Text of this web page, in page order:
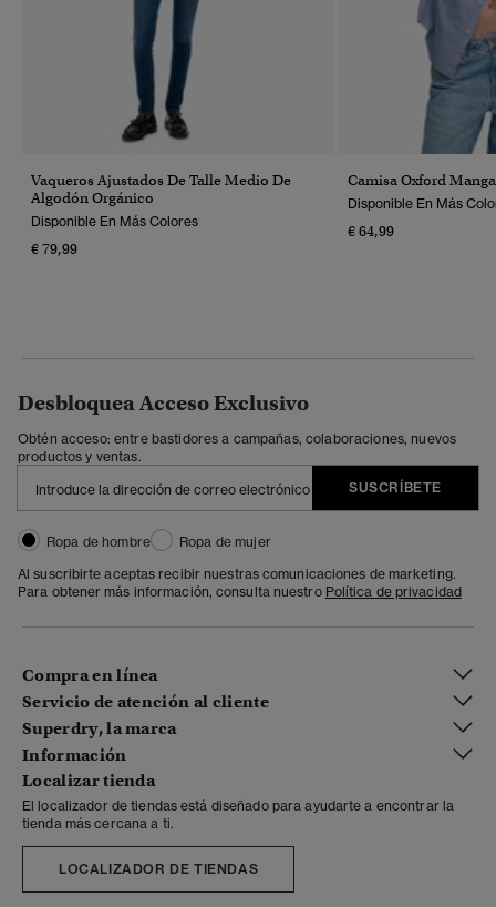
Vaqueros Ajustados De Talle Medio De
Algodón Orgánico
Disponible En Más Colores
€ 79,99
Camisa Oxford
Disponible En Más
€ 64,99
Desbloquea Acceso Exclusivo
Obtén acceso: entre bastidores a campañas, colaboraciones, nuevos
productos y ventas.
SUSCRÍBETE
Ropa de hombre
Ropa de mujer
Al suscribirte aceptas recibir nuestras comunicaciones de marketing.
Para obtener más información, consulta nuestro Política de privacidad
Compra en línea
Servicio de atención al cliente
Superdry, la marca
Información
Localizar tienda
El localizador de tiendas está diseñado para ayudarte a encontrar la
tienda más cercana a ti.
LOCALIZADOR DE TIENDAS